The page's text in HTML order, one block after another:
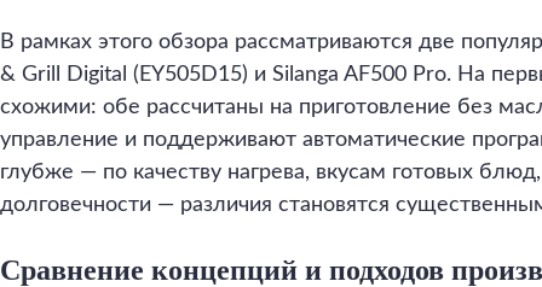
В рамках этого обзора рассматриваются две
& Grill Digital (EY505D15) и Silanga AF500 Pro. На
схожими: обе рассчитаны на приготовление без
управление и поддерживают автоматические
глубже — по качеству нагрева, вкусам готовых
долговечности — различия становятся
Сравнение концепций и подходов